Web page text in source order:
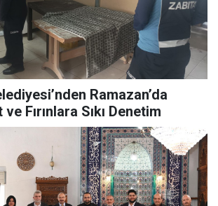
Ramazan’da
Fırınlara Sıkı Denetim